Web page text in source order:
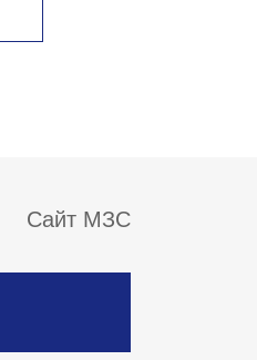
Сайт МЗС